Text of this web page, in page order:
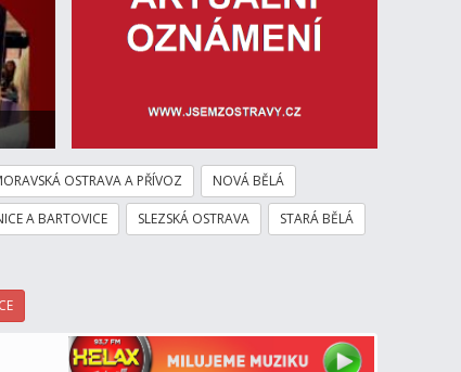
OSTRAVA A PŘÍVOZ NOVÁ BĚLÁ
A BARTOVICE SLEZSKÁ OSTRAVA STARÁ BĚLÁ